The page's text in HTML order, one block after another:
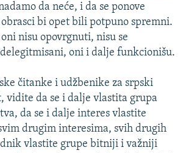
da neće, i da se ponove
bi opet bili potpuno spremni.
nisu opovrgnuti, nisu se
oni i dalje funkcionišu.
čitanke i udžbenike za srpski
vidite da se i dalje vlastita grupa
da se i dalje interes vlastite
drugim interesima, svih drugih
vlastite grupe bitniji i važniji